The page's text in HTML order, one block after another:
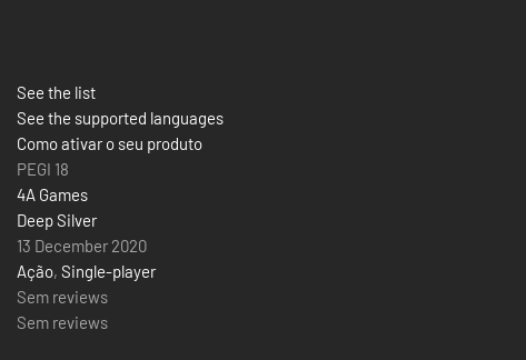
See the list
See the supported languages
Como ativar o seu produto
PEGI 18
4A Games
Deep Silver
13 December 2020
Ação, Single-player
Sem reviews
Sem reviews